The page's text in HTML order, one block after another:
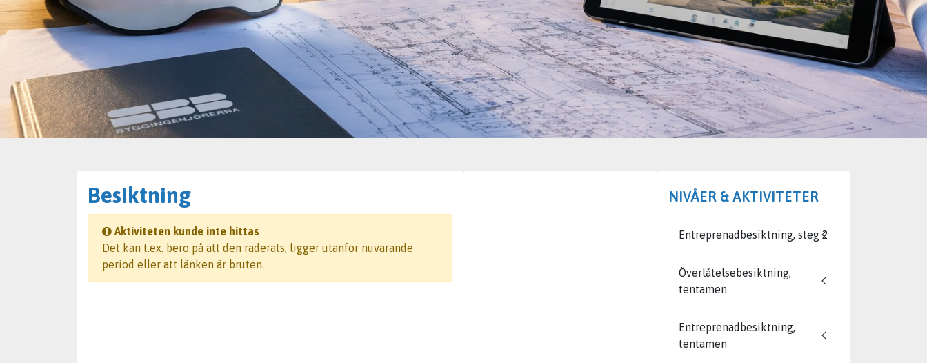
Besiktning
Aktiviteten kunde inte hittas
Det kan t.ex. bero på att den raderats, ligger utanför nuvarande
period eller att länken är bruten.
NIVÅER & AKTIVITETER
Entreprenadbesiktning, steg 2
Överlåtelsebesiktning,
tentamen
Entreprenadbesiktning,
tentamen